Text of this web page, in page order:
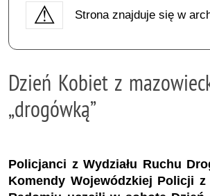
Strona znajduje się w
Dzień Kobiet z
„drogówką”
Policjanci z Wydziału Ruchu
Komendy Wojewódzkiej Policji